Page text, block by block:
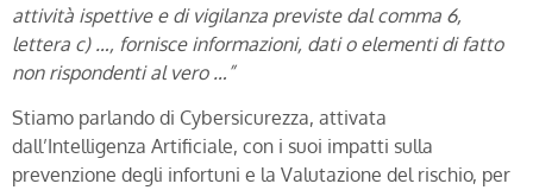
attività ispettive e di vigilanza previste dal comma 6,
lettera c) …, fornisce informazioni, dati o elementi di fatto
non rispondenti al vero …”
Stiamo parlando di Cybersicurezza, attivata
dall’Intelligenza Artificiale, con i suoi impatti sulla
prevenzione degli infortuni e la Valutazione del rischio, per